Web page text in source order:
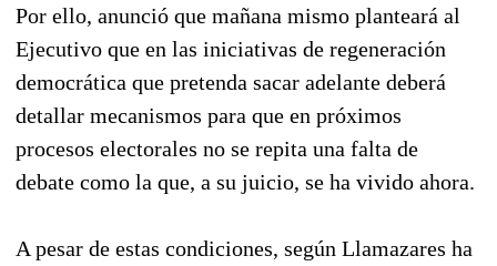
Por ello, anunció que mañana mismo planteará al
Ejecutivo que en las iniciativas de regeneración
democrática que pretenda sacar adelante deberá
detallar mecanismos para que en próximos
procesos electorales no se repita una falta de
debate como la que, a su juicio, se ha vivido ahora.
A pesar de estas condiciones, según Llamazares ha